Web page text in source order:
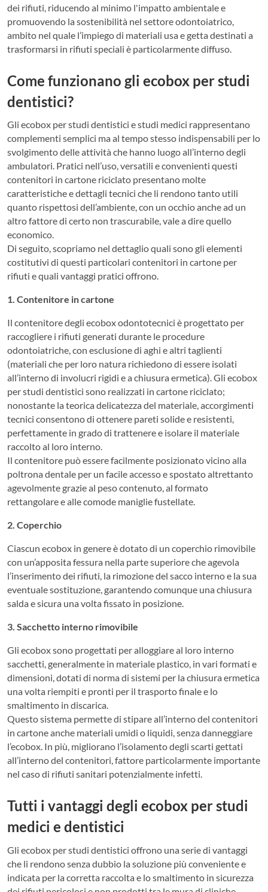
dei rifiuti, riducendo al minimo l'impatto ambientale e
promuovendo la sostenibilità nel settore odontoiatrico,
ambito nel quale l’impiego di materiali usa e getta destinati a
trasformarsi in rifiuti speciali è particolarmente diffuso.
Come funzionano gli ecobox per studi
dentistici?
Gli ecobox per studi dentistici e studi medici rappresentano
complementi semplici ma al tempo stesso indispensabili per lo
svolgimento delle attività che hanno luogo all’interno degli
ambulatori. Pratici nell’uso, versatili e convenienti questi
contenitori in cartone riciclato presentano molte
caratteristiche e dettagli tecnici che li rendono tanto utili
quanto rispettosi dell’ambiente, con un occhio anche ad un
altro fattore di certo non trascurabile, vale a dire quello
economico.
Di seguito, scopriamo nel dettaglio quali sono gli elementi
costitutivi di questi particolari contenitori in cartone per
rifiuti e quali vantaggi pratici offrono.
1. Contenitore in cartone
Il contenitore degli ecobox odontotecnici è progettato per
raccogliere i rifiuti generati durante le procedure
odontoiatriche, con esclusione di aghi e altri taglienti
(materiali che per loro natura richiedono di essere isolati
all’interno di involucri rigidi e a chiusura ermetica). Gli ecobox
per studi dentistici sono realizzati in cartone riciclato;
nonostante la teorica delicatezza del materiale, accorgimenti
tecnici consentono di ottenere pareti solide e resistenti,
perfettamente in grado di trattenere e isolare il materiale
raccolto al loro interno.
Il contenitore può essere facilmente posizionato vicino alla
poltrona dentale per un facile accesso e spostato altrettanto
agevolmente grazie al peso contenuto, al formato
rettangolare e alle comode maniglie fustellate.
2. Coperchio
Ciascun ecobox in genere è dotato di un coperchio rimovibile
con un’apposita fessura nella parte superiore che agevola
l’inserimento dei rifiuti, la rimozione del sacco interno e la sua
eventuale sostituzione, garantendo comunque una chiusura
salda e sicura una volta fissato in posizione.
3. Sacchetto interno rimovibile
Gli ecobox sono progettati per alloggiare al loro interno
sacchetti, generalmente in materiale plastico, in vari formati e
dimensioni, dotati di norma di sistemi per la chiusura ermetica
una volta riempiti e pronti per il trasporto finale e lo
smaltimento in discarica.
Questo sistema permette di stipare all’interno del contenitori
in cartone anche materiali umidi o liquidi, senza danneggiare
l’ecobox. In più, migliorano l’isolamento degli scarti gettati
all’interno del contenitori, fattore particolarmente importante
nel caso di rifiuti sanitari potenzialmente infetti.
Tutti i vantaggi degli ecobox per studi
medici e dentistici
Gli ecobox per studi dentistici offrono una serie di vantaggi
che li rendono senza dubbio la soluzione più conveniente e
indicata per la corretta raccolta e lo smaltimento in sicurezza